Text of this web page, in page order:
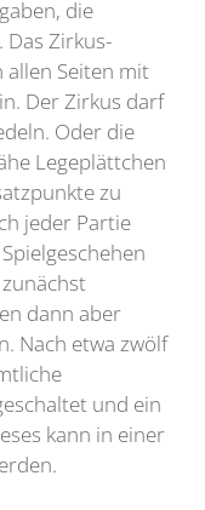
die
Das Zirkus-
allen Seiten mit
Der Zirkus darf
Oder die
Legeplättchen
zu
jeder Partie
dann aber
Nach etwa zwölf
und ein
kann in einer